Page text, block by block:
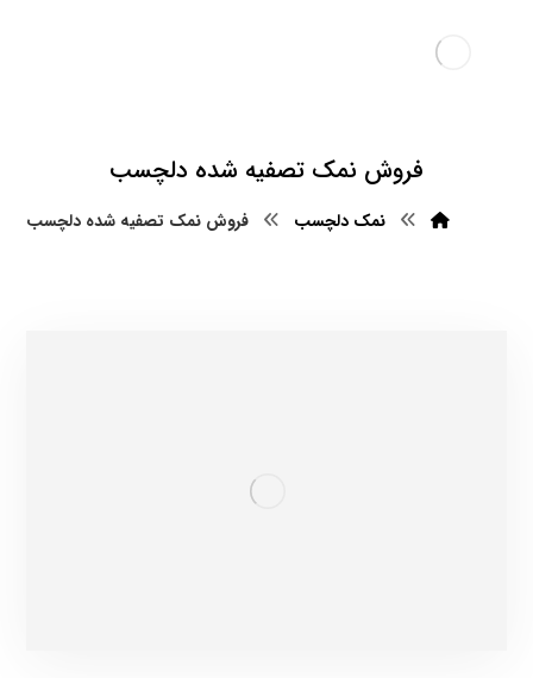
فروش نمک تصفیه شده دلچسب
نمک دلچسب فروش نمک تصفیه شده دلچسب